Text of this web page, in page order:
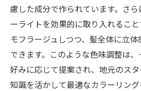
慮した成分で作られています。さ
ーライトを効果的に取り入れるこ
モフラージュしつつ、髪全体に立
できます。このような色味調整は
好みに応じて提案され、地元のス
知識を活かして最適なカラーリング